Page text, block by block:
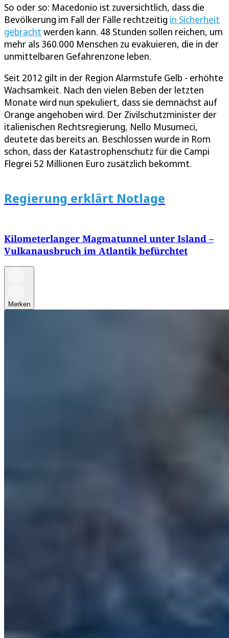
So oder so: Macedonio ist zuversichtlich, dass die
Bevölkerung im Fall der Fälle rechtzeitig in Sicherheit
gebracht werden kann. 48 Stunden sollen reichen, um
mehr als 360.000 Menschen zu evakuieren, die in der
unmittelbaren Gefahrenzone leben.
Seit 2012 gilt in der Region Alarmstufe Gelb - erhöhte
Wachsamkeit. Nach den vielen Beben der letzten
Monate wird nun spekuliert, dass sie demnächst auf
Orange angehoben wird. Der Zivilschutzminister der
italienischen Rechtsregierung, Nello Musumeci,
deutete das bereits an. Beschlossen wurde in Rom
schon, dass der Katastrophenschutz für die Campi
Flegrei 52 Millionen Euro zusätzlich bekommt.
Regierung erklärt Notlage
Kilometerlanger Magmatunnel unter Island –
Vulkanausbruch im Atlantik befürchtet
Merken